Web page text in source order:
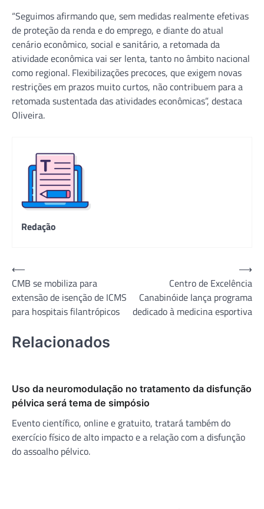
“Seguimos afirmando que, sem medidas realmente efetivas
de proteção da renda e do emprego, e diante do atual
cenário econômico, social e sanitário, a retomada da
atividade econômica vai ser lenta, tanto no âmbito nacional
como regional. Flexibilizações precoces, que exigem novas
restrições em prazos muito curtos, não contribuem para a
retomada sustentada das atividades econômicas”, destaca
Oliveira.
Redação
Navegação
de
Post
⟵
CMB se mobiliza para
extensão de isenção de ICMS
para hospitais filantrópicos
Centro de Excelência
Canabinóide lança programa
dedicado à medicina esportiva
⟶
Relacionados
Uso da neuromodulação no tratamento da disfunção
pélvica será tema de simpósio
Evento científico, online e gratuito, tratará também do
exercício físico de alto impacto e a relação com a disfunção
do assoalho pélvico.